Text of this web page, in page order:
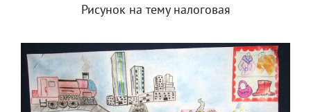
Рисунок на тему налоговая